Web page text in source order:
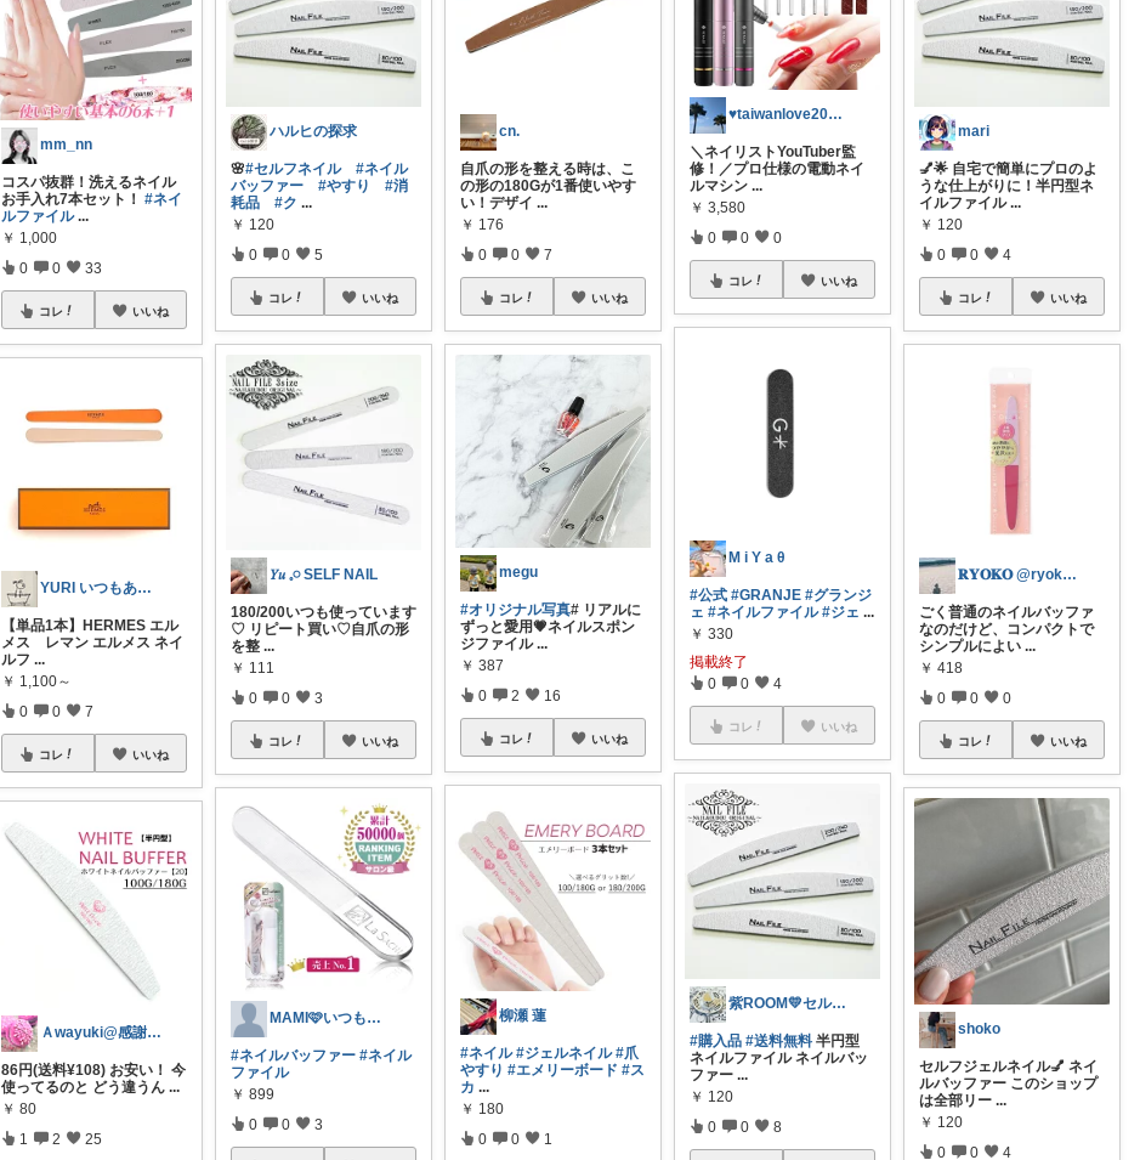
mm_nn
コスパ抜群！洗えるネイル
お手入れ7本セット！#ネイ
ルファイル ...
￥ 1,000
0 0 33
コレ いいね
YURI いつもありがとうございます😊
【単品1本】HERMES エル
メス レマン エルメス ネイ
ルフ ...
￥ 1,100～
0 0 7
コレ いいね
Ａwayuki@感謝(*´ω｀人)感謝
86円(送料¥108) お安い！ 今
使ってるのと どう違うん ...
￥ 80
1 2 25
ハルヒの探求
🌸#セルフネイル
#ネイル
バッファー
#やすり
#消
耗品
#ク ...
￥ 120
0 0 5
コレ いいね
𝑌𝑢 𓈒𓏸 SELF NAIL
180/200いつも使っています
♡ リピート買い♡自爪の形
を整 ...
￥ 111
0 0 3
コレ いいね
MAMI🩷いつもありがと😆
#ネイルバッファー #ネイル
ファイル
￥ 899
0 0 3
cn.
自爪の形を整える時は、こ
の形の180Gが1番使いやす
い！デザイ ...
￥ 176
0 0 7
コレ いいね
megu
#オリジナル写真# リアルに
ずっと愛用💗ネイルスポン
ジファイル ...
￥ 387
0 2 16
コレ いいね
柳瀬 蓮
#ネイル #ジェルネイル #爪
やすり #エメリーボード #ス
カ ...
￥ 180
0 0 1
♥taiwanlove2026♥
＼ネイリストYouTuber監
修！／プロ仕様の電動ネイ
ルマシン ...
￥ 3,580
0 0 0
コレ いいね
M i Y a θ
#公式 #GRANJE #グランジ
ェ #ネイルファイル #ジェ ...
￥ 330
掲載終了
0 0 4
コレ いいね
紫ROOM💛セルフネイル
#購入品 #送料無料 半円型
ネイルファイル ネイルバッ
ファー ...
￥ 120
0 0 8
mari
💅🌟 自宅で簡単にプロのよ
うな仕上がりに！半円型ネ
イルファイル ...
￥ 120
0 0 4
コレ いいね
𝐑𝐘𝐎𝐊𝐎 @ryokown
ごく普通のネイルバッファ
なのだけど、コンパクトで
シンプルによい ...
￥ 418
0 0 0
コレ いいね
shoko
セルフジェルネイル💅 ネイ
ルバッファー このショップ
は全部リー ...
￥ 120
0 0 4